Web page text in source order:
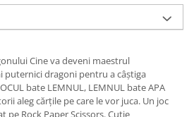
Cine va deveni maestrul
puternici dragoni pentru a câștiga
bate LEMNUL, LEMNUL bate APA
aleg cărțile pe care le vor juca. Un joc
pe Rock Paper Scissors. Cutie